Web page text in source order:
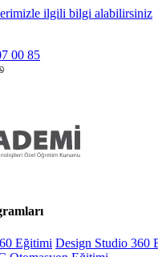
ilgili bilgi alabilirsiniz
00 85
Eğitimi Design Studio 360